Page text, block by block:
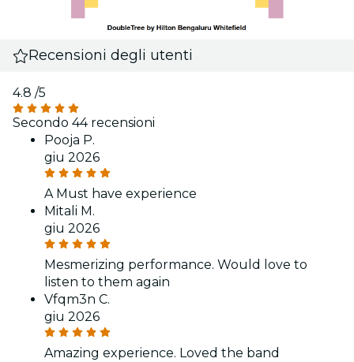
Recensioni degli utenti
4.8 /5
Secondo 44 recensioni
Pooja P.
giu 2026
A Must have experience
Mitali M.
giu 2026
Mesmerizing performance. Would love to
listen to them again
Vfqm3n C.
giu 2026
Amazing experience. Loved the band